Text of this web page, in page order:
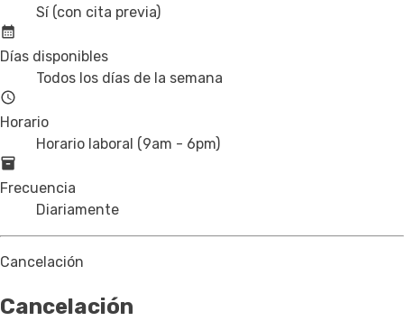
Sí (con cita previa)
Días disponibles
Todos los días de la semana
Horario
Horario laboral (9am - 6pm)
Frecuencia
Diariamente
Cancelación
Cancelación